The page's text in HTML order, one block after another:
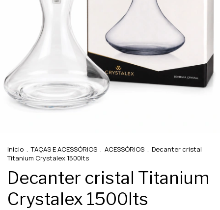
Início . TAÇAS E ACESSÓRIOS . ACESSÓRIOS . Decanter cristal
Titanium Crystalex 1500lts
Decanter cristal Titanium
Crystalex 1500lts